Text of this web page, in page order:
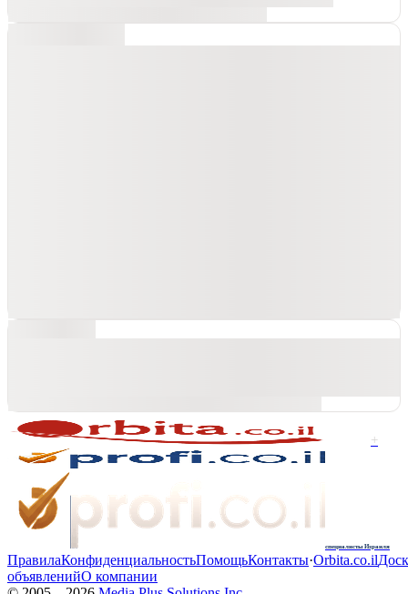
+
специалисты Израиля
ПравилаКонфиденциальностьПомощьКонтакты·Orbita.co.il
объявленийО компании